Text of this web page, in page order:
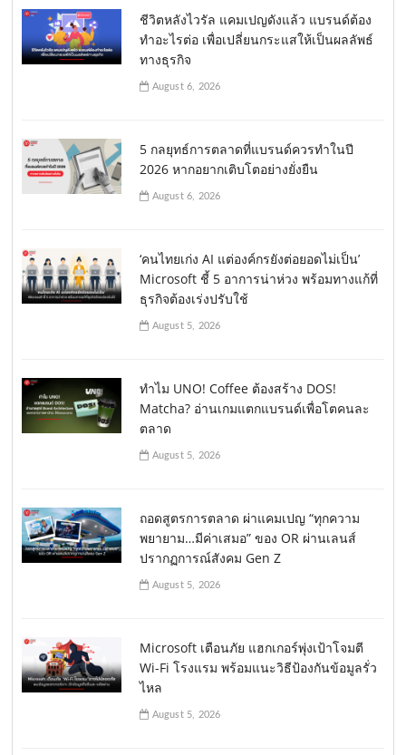
ชีวิตหลังไวรัล แคมเปญดังแล้ว แบรนด์ต้อง
ทำอะไรต่อ เพื่อเปลี่ยนกระแสให้เป็นผลลัพธ์
ทางธุรกิจ
August 6, 2026
5 กลยุทธ์การตลาดที่แบรนด์ควรทำในปี
2026 หากอยากเติบโตอย่างยั่งยืน
August 6, 2026
‘คนไทยเก่ง AI แต่องค์กรยังต่อยอดไม่เป็น’
Microsoft ชี้ 5 อาการน่าห่วง พร้อมทางแก้ที่
ธุรกิจต้องเร่งปรับใช้
August 5, 2026
ทำไม UNO! Coffee ต้องสร้าง DOS!
Matcha? อ่านเกมแตกแบรนด์เพื่อโตคนละ
ตลาด
August 5, 2026
ถอดสูตรการตลาด ผ่าแคมเปญ “ทุกความ
พยายาม…มีค่าเสมอ” ของ OR ผ่านเลนส์
ปรากฏการณ์สังคม Gen Z
August 5, 2026
Microsoft เตือนภัย แฮกเกอร์พุ่งเป้าโจมตี
Wi-Fi โรงแรม พร้อมแนะวิธีป้องกันข้อมูลรั่ว
ไหล
August 5, 2026